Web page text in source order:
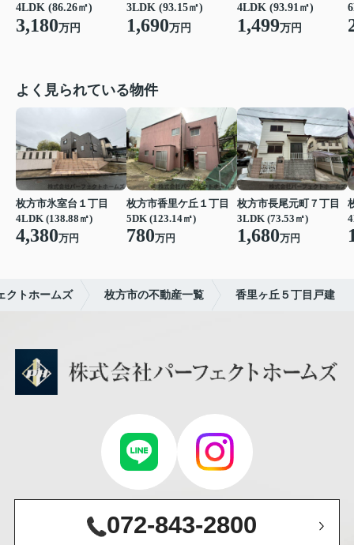
4LDK (86.26㎡)
3,180万円
3LDK (93.15㎡)
1,690万円
4LDK (93.91㎡)
1,499万円
よく見られている物件
枚方市氷室台１丁目
4LDK (138.88㎡)
4,380万円
枚方市香里ケ丘１丁目
5DK (123.14㎡)
780万円
枚方市長尾元町７丁目
3LDK (73.53㎡)
1,680万円
クトホームズ 枚方市の不動産一覧 香里ヶ丘５丁目戸建
072-843-2800